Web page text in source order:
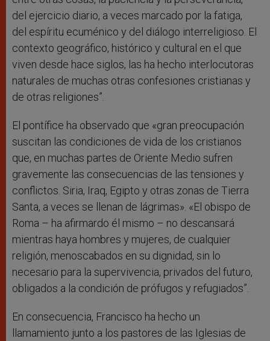
del ejercicio diario, a veces marcado por la fatiga,
del espíritu ecuménico y del diálogo interreligioso. El
contexto geográfico, histórico y cultural en el que
viven desde hace siglos, las ha hecho interlocutoras
naturales de muchas otras confesiones cristianas y
de otras religiones”.
El pontífice ha observado que «gran preocupación
suscitan las condiciones de vida de los cristianos
que, en muchas partes de Oriente Medio sufren
gravemente las consecuencias de las tensiones y
conflictos. Siria, Iraq, Egipto y otras zonas de Tierra
Santa, a veces se llenan de lágrimas». «El obispo de
Roma – ha afirmardo él mismo – no descansará
mientras haya hombres y mujeres, de cualquier
religión, menoscabados en su dignidad, sin lo
necesario para la supervivencia, privados del futuro,
obligados a la condición de prófugos y refugiados”.
En consecuencia, Francisco ha hecho un
llamamiento junto a los pastores de las Iglesias de